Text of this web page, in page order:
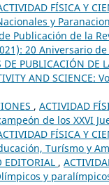
FÍSICA Y
y
Publicación de la
20 Aniversario
DE PUBLICACIÓN DE
AND
, ACTIVIDAD
de los XXVI
FÍSICA Y
Turísmo y
EDITORIAL ,
y